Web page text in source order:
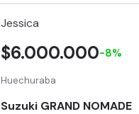
Jessica
Huechuraba
Suzuki GRAND NOMADE
$6.000.000-8%